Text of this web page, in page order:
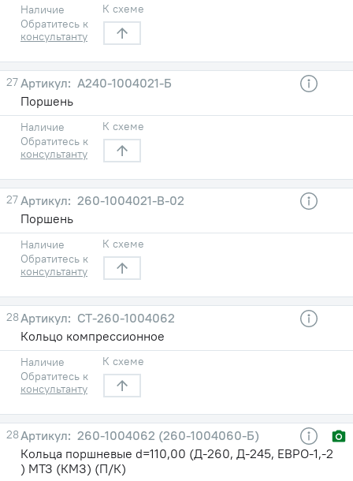
Наличие
Обратитесь к
консультанту
К схеме
27
А240-1004021-Б
Поршень
Наличие
Обратитесь к
консультанту
К схеме
27
260-1004021-В-02
Поршень
Наличие
Обратитесь к
консультанту
К схеме
28
СТ-260-1004062
Кольцо компрессионное
Наличие
Обратитесь к
консультанту
К схеме
28
260-1004062 (260-1004060-Б)
Кольца поршневые d=110,00 (Д-260, Д-245, ЕВРО-1,-2
) МТЗ (КМЗ) (П/К)